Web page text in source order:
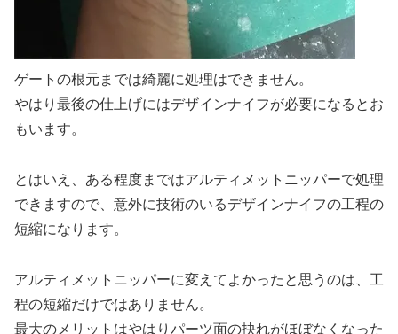
ゲートの根元までは綺麗に処理はできません。
やはり最後の仕上げにはデザインナイフが必要になるとお
もいます。
とはいえ、ある程度まではアルティメットニッパーで処理
できますので、意外に技術のいるデザインナイフの工程の
短縮になります。
アルティメットニッパーに変えてよかったと思うのは、工
程の短縮だけではありません。
最大のメリットはやはりパーツ面の抉れがほぼなくなった